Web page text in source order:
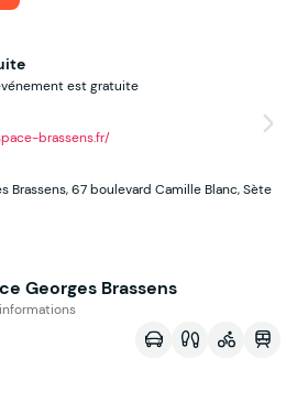
est gratuite
brassens.fr/
Brassens, 67 boulevard Camille Blanc, Sète
Georges Brassens
Voir sur la map